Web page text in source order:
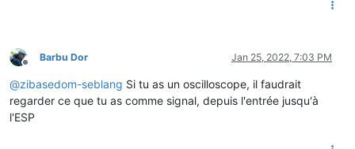
Offline
Barbu Dor Jan 25, 2022, 7:03 PM
@zibasedom-seblang Si tu as un oscilloscope, il faudrait
regarder ce que tu as comme signal, depuis l'entrée jusqu'à
l'ESP